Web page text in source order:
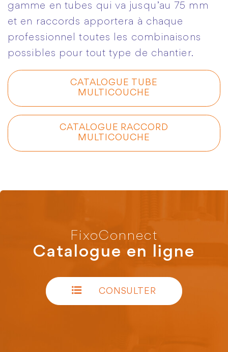
gamme en tubes qui va jusqu’au 75 mm
et en raccords apportera à chaque
professionnel toutes les combinaisons
possibles pour tout type de chantier.
CATALOGUE TUBE
MULTICOUCHE
CATALOGUE RACCORD
MULTICOUCHE
FixoConnect
Catalogue en ligne
CONSULTER